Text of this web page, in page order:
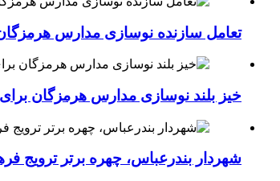
تعامل سازنده نوسازی مدارس هرمزگان و
خیز بلند نوسازی مدارس هرمزگان برای استقبال از مهر؛۴۵۴ کلاس درس جدید
شهردار بندرعباس، چهره برتر ترویج